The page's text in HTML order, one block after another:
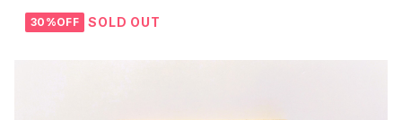
30%OFF SOLD OUT